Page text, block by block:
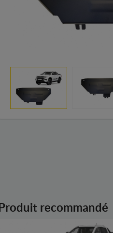
Produit recommandé